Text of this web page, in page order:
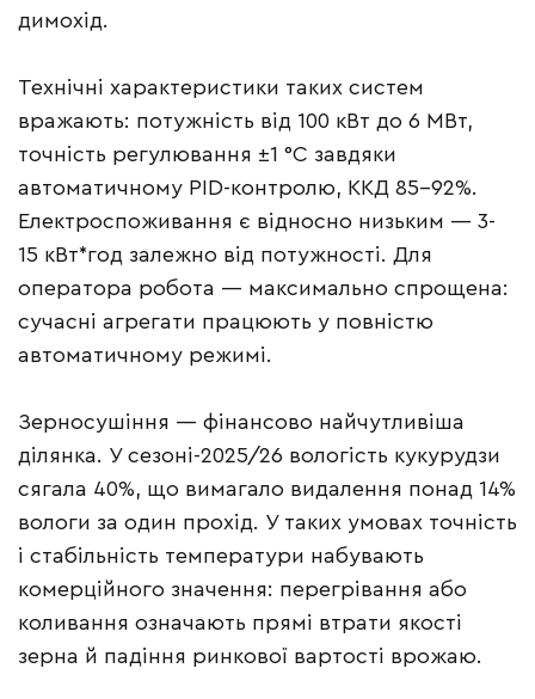
димохід.
Технічні характеристики таких систем
вражають: потужність від 100 кВт до 6 МВт,
точність регулювання ±1 °C завдяки
автоматичному PID-контролю, ККД 85–92%.
Електроспоживання є відносно низьким — 3-
15 кВт*год залежно від потужності. Для
оператора робота — максимально спрощена:
сучасні агрегати працюють у повністю
автоматичному режимі.
Зерносушіння — фінансово найчутливіша
ділянка. У сезоні-2025/26 вологість кукурудзи
сягала 40%, що вимагало видалення понад 14%
вологи за один прохід. У таких умовах точність
і стабільність температури набувають
комерційного значення: перегрівання або
коливання означають прямі втрати якості
зерна й падіння ринкової вартості врожаю.